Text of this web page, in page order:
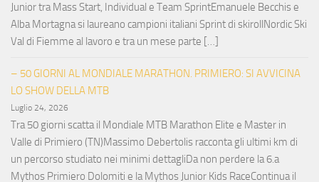
Junior tra Mass Start, Individual e Team SprintEmanuele Becchis e
Alba Mortagna si laureano campioni italiani Sprint di skirollNordic Ski
Val di Fiemme al lavoro e tra un mese parte […]
– 50 GIORNI AL MONDIALE MARATHON. PRIMIERO: SI AVVICINA
LO SHOW DELLA MTB
Luglio 24, 2026
Tra 50 giorni scatta il Mondiale MTB Marathon Elite e Master in
Valle di Primiero (TN)Massimo Debertolis racconta gli ultimi km di
un percorso studiato nei minimi dettagliDa non perdere la 6.a
Mythos Primiero Dolomiti e la Mythos Junior Kids RaceContinua il